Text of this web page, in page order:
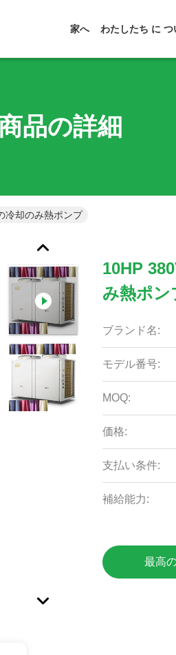
家へ わたしたち に つ
品の詳細
冷却のみ熱ポンプ
10HP
み熱ポン
ブランド名:
モデル番号:
MOQ:
価格:
支払い条件:
補給能力:
最高